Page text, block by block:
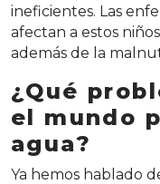
ineficientes. Las
afectan a estos
además de la
¿Qué
el mundo
agua?
Ya hemos hablado